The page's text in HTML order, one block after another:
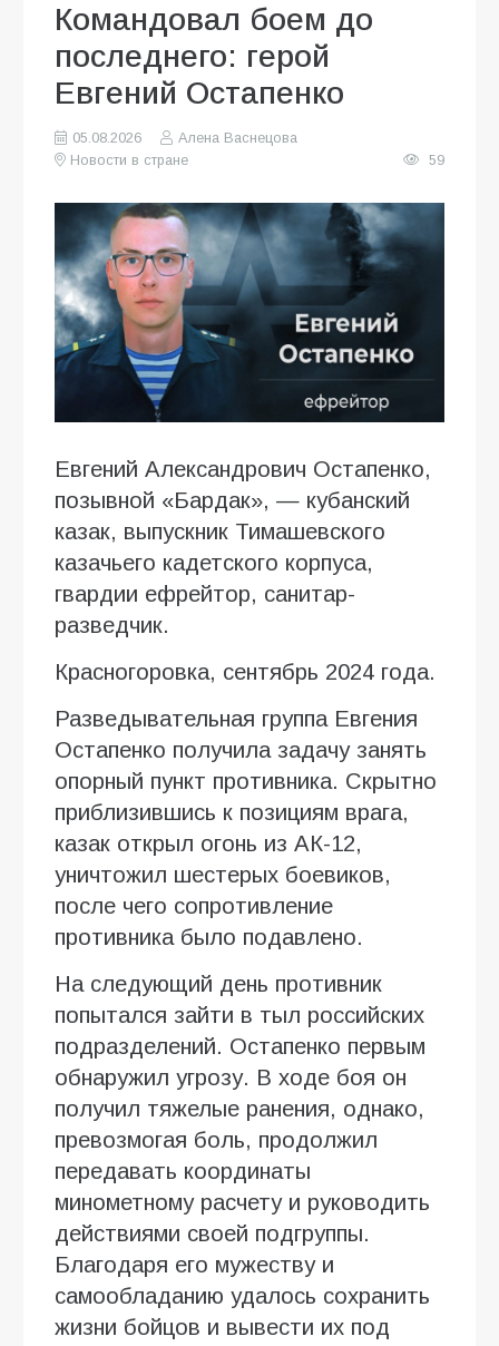
Командовал боем до
последнего: герой
Евгений Остапенко
05.08.2026
Алена Васнецова
Новости в стране
59
Евгений Александрович Остапенко,
позывной «Бардак», — кубанский
казак, выпускник Тимашевского
казачьего кадетского корпуса,
гвардии ефрейтор, санитар-
разведчик.
Красногоровка, сентябрь 2024 года.
Разведывательная группа Евгения
Остапенко получила задачу занять
опорный пункт противника. Скрытно
приблизившись к позициям врага,
казак открыл огонь из АК-12,
уничтожил шестерых боевиков,
после чего сопротивление
противника было подавлено.
На следующий день противник
попытался зайти в тыл российских
подразделений. Остапенко первым
обнаружил угрозу. В ходе боя он
получил тяжелые ранения, однако,
превозмогая боль, продолжил
передавать координаты
минометному расчету и руководить
действиями своей подгруппы.
Благодаря его мужеству и
самообладанию удалось сохранить
жизни бойцов и вывести их под